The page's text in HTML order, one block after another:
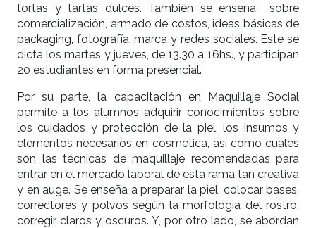
tortas y tartas dulces. También se enseña sobre
comercialización, armado de costos, ideas básicas de
packaging, fotografía, marca y redes sociales. Este se
dicta los martes y jueves, de 13.30 a 16hs., y participan
20 estudiantes en forma presencial.
Por su parte, la capacitación en Maquillaje Social
permite a los alumnos adquirir conocimientos sobre
los cuidados y protección de la piel, los insumos y
elementos necesarios en cosmética, así como cuáles
son las técnicas de maquillaje recomendadas para
entrar en el mercado laboral de esta rama tan creativa
y en auge. Se enseña a preparar la piel, colocar bases,
correctores y polvos según la morfología del rostro,
corregir claros y oscuros. Y, por otro lado, se abordan